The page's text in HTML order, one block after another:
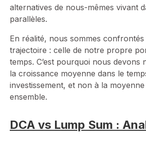
alternatives de nous-mêmes vivant
parallèles.
En réalité, nous sommes confrontés
trajectoire : celle de notre propre
temps. C’est pourquoi nous devons
la croissance moyenne dans le
investissement, et non à la moyenne
ensemble.
DCA vs Lump Sum :